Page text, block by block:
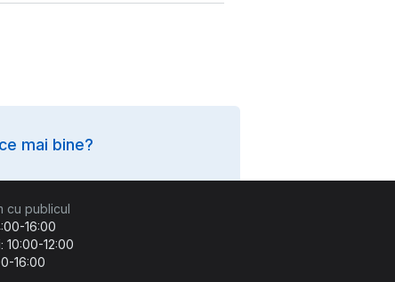
mai bine?
cu publicul
16:00
10:00-12:00
16:00